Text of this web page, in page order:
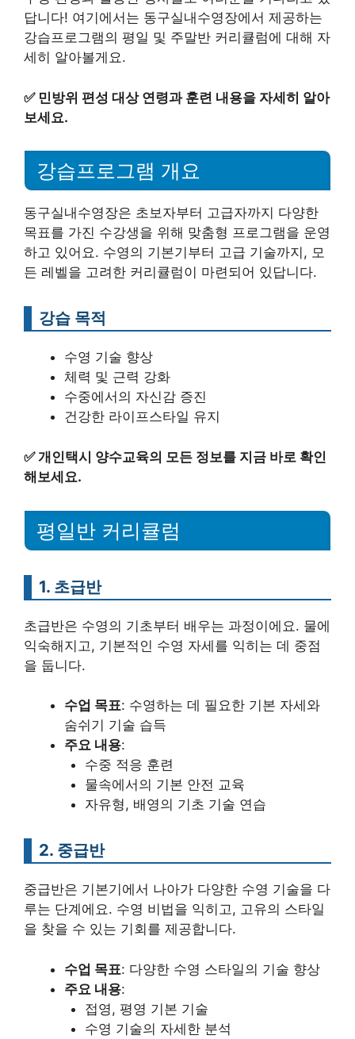
답니다! 여기에서는 동구실내수영장에서 제공하는
강습프로그램의 평일 및 주말반 커리큘럼에 대해 자
세히 알아볼게요.
✅ 민방위 편성 대상 연령과 훈련 내용을 자세히 알아
보세요.
강습프로그램 개요
동구실내수영장은 초보자부터 고급자까지 다양한
목표를 가진 수강생을 위해 맞춤형 프로그램을 운영
하고 있어요. 수영의 기본기부터 고급 기술까지, 모
든 레벨을 고려한 커리큘럼이 마련되어 있답니다.
강습 목적
수영 기술 향상
체력 및 근력 강화
수중에서의 자신감 증진
건강한 라이프스타일 유지
✅개인택시 양수교육의 모든 정보를 지금 바로 확인
해보세요.
평일반 커리큘럼
1. 초급반
초급반은 수영의 기초부터 배우는 과정이에요. 물에
익숙해지고, 기본적인 수영 자세를 익히는 데 중점
을 둡니다.
수업 목표: 수영하는 데 필요한 기본 자세와
숨쉬기 기술 습득
주요 내용:
수중 적응 훈련
물속에서의 기본 안전 교육
자유형, 배영의 기초 기술 연습
2. 중급반
중급반은 기본기에서 나아가 다양한 수영 기술을 다
루는 단계에요. 수영 비법을 익히고, 고유의 스타일
을 찾을 수 있는 기회를 제공합니다.
수업 목표: 다양한 수영 스타일의 기술 향상
주요 내용:
접영, 평영 기본 기술
수영 기술의 자세한 분석